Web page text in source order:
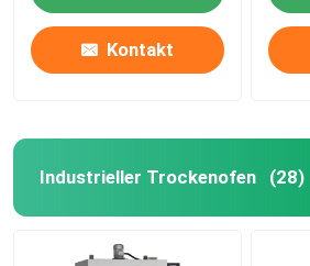
Kontakt
Industrieller Trockenofen (28)